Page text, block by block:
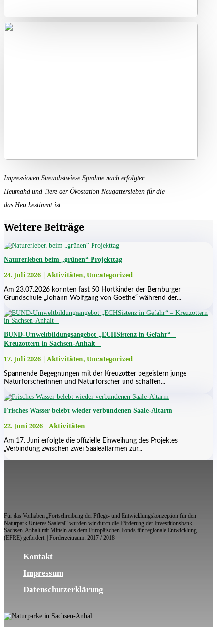
Impressionen Streuobstwiese Sprohne nach erfolgter
Heumahd und Tiere der Ökostation Neugattersleben für die
das Heu bestimmt ist
Weitere Beiträge
Naturerleben beim „grünen“ Projekttag
24. Juli 2026 | Aktivitäten, Uncategorized
Am 23.07.2026 konnten fast 50 Hortkinder der Bernburger
Grundschule „Johann Wolfgang von Goethe“ während der...
BUND-Umweltbildungsangebot „ECHSistenz in Gefahr“ –
Kreuzottern in Sachsen-Anhalt –
17. Juli 2026 | Aktivitäten, Uncategorized
Spannende Begegnungen mit der Kreuzotter begeistern junge
Naturforscherinnen und Naturforscher und schaffen...
Frisches Wasser belebt wieder verbundenen Saale-Altarm
22. Juni 2026 | Aktivitäten
Am 17. Juni erfolgte die offizielle Einweihung des Projektes
„Verbindung zwischen zwei Saalealtarmen zur...
Für das Vorhaben „Fortschreibung der Pflege- und Entwicklungskonzeption für den
Naturpark Unteres Saaletal“ wurden wir durch die Förderung der Investitionsbank
Sachsen-Anhalt mit Mitteln aus dem Europäischen Fonds für regionale Entwicklung
(EFRE) gefördert. | Förderzeitraum: 2017 / 2018
Kontakt
Impressum
Datenschutzerklärung